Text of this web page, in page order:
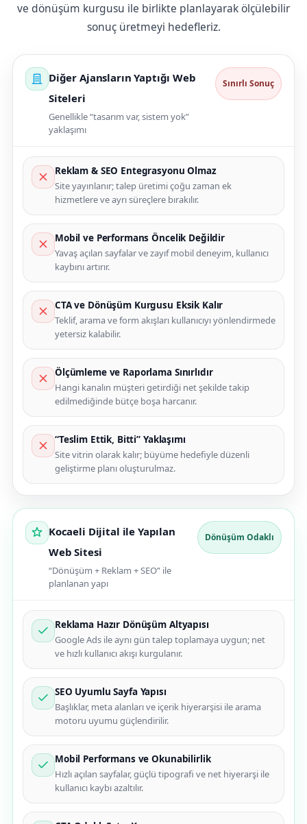
ve dönüşüm kurgusu ile birlikte planlayarak ölçülebilir
sonuç üretmeyi hedefleriz.
Diğer Ajansların Yaptığı Web
Siteleri
Genellikle “tasarım var, sistem yok”
yaklaşımı
Sınırlı Sonuç
Reklam & SEO Entegrasyonu Olmaz
Site yayınlanır; talep üretimi çoğu zaman ek
hizmetlere ve ayrı süreçlere bırakılır.
Mobil ve Performans Öncelik Değildir
Yavaş açılan sayfalar ve zayıf mobil deneyim, kullanıcı
kaybını artırır.
CTA ve Dönüşüm Kurgusu Eksik Kalır
Teklif, arama ve form akışları kullanıcıyı yönlendirmede
yetersiz kalabilir.
Ölçümleme ve Raporlama Sınırlıdır
Hangi kanalın müşteri getirdiği net şekilde takip
edilmediğinde bütçe boşa harcanır.
“Teslim Ettik, Bitti” Yaklaşımı
Site vitrin olarak kalır; büyüme hedefiyle düzenli
geliştirme planı oluşturulmaz.
Kocaeli Dijital ile Yapılan
Web Sitesi
“Dönüşüm + Reklam + SEO” ile
planlanan yapı
Dönüşüm Odaklı
Reklama Hazır Dönüşüm Altyapısı
Google Ads ile aynı gün talep toplamaya uygun; net
ve hızlı kullanıcı akışı kurgulanır.
SEO Uyumlu Sayfa Yapısı
Başlıklar, meta alanları ve içerik hiyerarşisi ile arama
motoru uyumu güçlendirilir.
Mobil Performans ve Okunabilirlik
Hızlı açılan sayfalar, güçlü tipografi ve net hiyerarşi ile
kullanıcı kaybı azaltılır.